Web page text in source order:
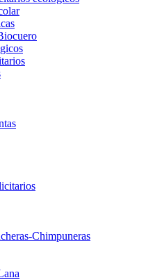
Chimpuneras